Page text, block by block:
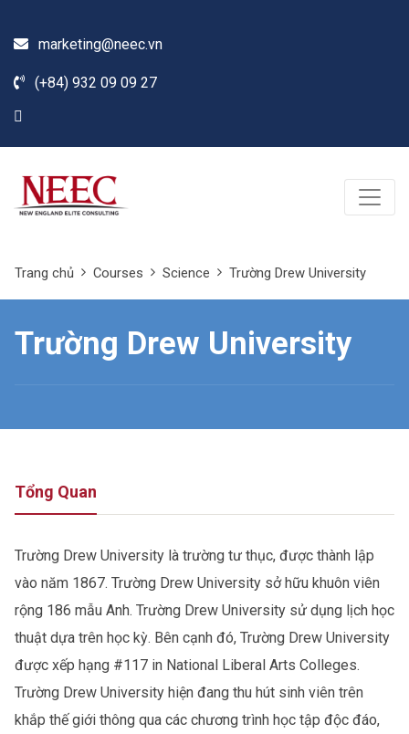
marketing@neec.vn
(+84) 932 09 09 27
Trang chủ Courses Science Trường Drew University
Trường Drew University
Tổng Quan
Trường Drew University là trường tư thục, được thành lập
vào năm 1867. Trường Drew University sở hữu khuôn viên
rộng 186 mẫu Anh. Trường Drew University sử dụng lịch học
thuật dựa trên học kỳ. Bên cạnh đó, Trường Drew University
được xếp hạng #117 in National Liberal Arts Colleges.
Trường Drew University hiện đang thu hút sinh viên trên
khắp thế giới thông qua các chương trình học tập độc đáo,